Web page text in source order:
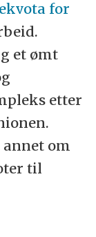
for
et ømt
etter
om
til